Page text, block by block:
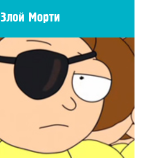
Злой Морти